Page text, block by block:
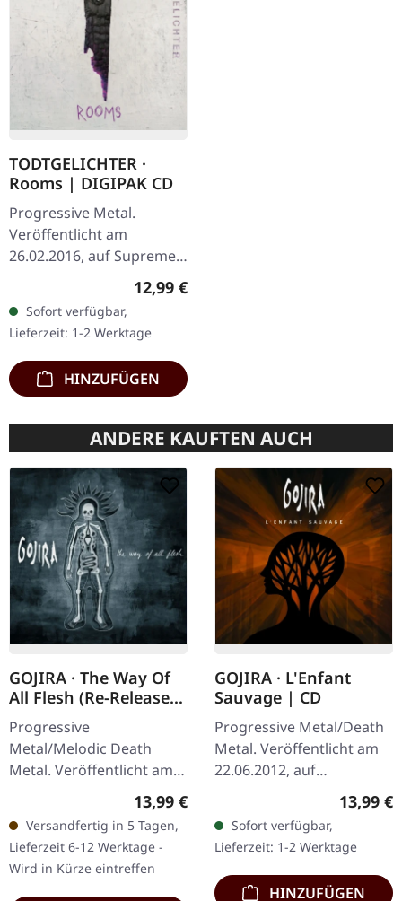
TODTGELICHTER ·
Rooms | DIGIPAK CD
Progressive Metal.
Veröffentlicht am
26.02.2016, auf Supreme
Chaos Records. Limitierte
Hinreißender Avantgarde
Black Metal mit…
Regulärer Preis:
12,99 €
Sofort verfügbar,
Lieferzeit: 1-2 Werktage
HINZUFÜGEN
ANDERE KAUFTEN AUCH
GOJIRA · The Way Of
All Flesh (Re-Release)
| CD
Progressive
Metal/Melodic Death
Metal. Veröffentlicht am
10.10.2013, auf Listenable
Records. CD im Jewelcase.
Gojira liefern mit „The
Way Of All…
Regulärer Preis:
13,99 €
Versandfertig in 5 Tagen,
Lieferzeit 6-12 Werktage -
Wird in Kürze eintreffen
GOJIRA · L'Enfant
Sauvage | CD
Progressive Metal/Death
Metal. Veröffentlicht am
22.06.2012, auf
Roadrunner Records. CD
im Jewelcase. Als Gojira
2012 mit „L'Enfant
Sauvage" an den…
13,99 €
Sofort verfügbar,
Lieferzeit: 1-2 Werktage
HINZUFÜGEN